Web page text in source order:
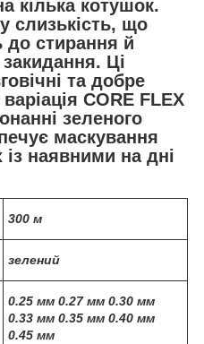
кілька котушок.
слизькість, що
до стирання й
Ці
та добре
CORE FLEX
зеленого
маскування
наявними на дні
300 м
зелений
0.25 мм 0.27 мм 0.30 мм
0.33 мм 0.35 мм 0.40 мм
0.45 мм